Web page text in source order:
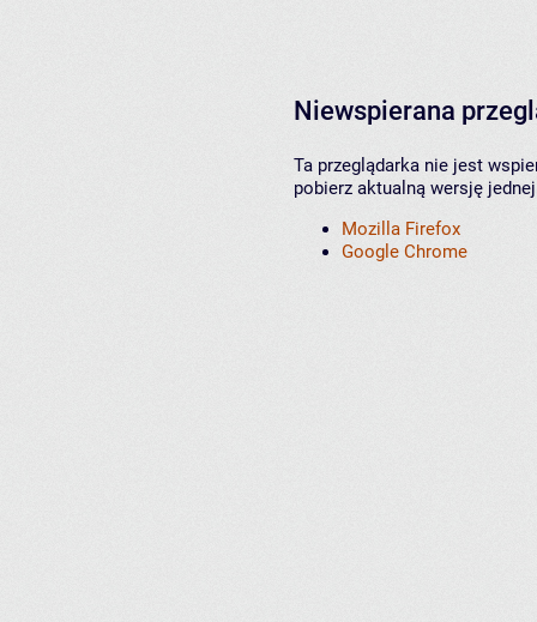
Niewspierana
Ta przeglądarka nie jest
pobierz aktualną wersję
Mozilla Firefox
Google Chrome